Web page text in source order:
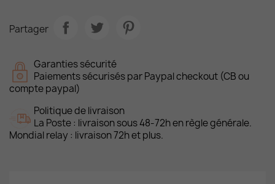
Partager
Garanties sécurité
Paiements sécurisés par Paypal checkout (CB ou
compte paypal)
Politique de livraison
La Poste : livraison sous 48-72h en règle générale.
Mondial relay : livraison 72h et plus.